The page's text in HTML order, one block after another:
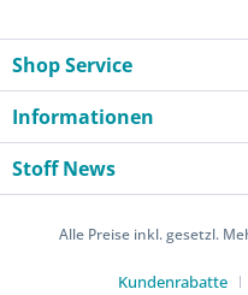
Shop Service
Informationen
Stoff News
Alle Preise inkl. gesetzl.
Kundenrabatte